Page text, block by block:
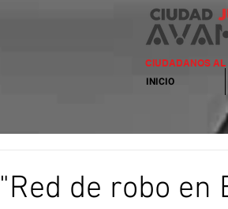
CIUDADANOS AL
INICIO
"Red de robo en